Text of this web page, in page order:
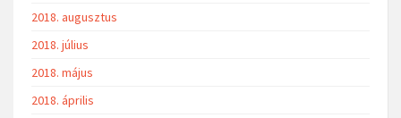
2018. augusztus
2018. július
2018. május
2018. április